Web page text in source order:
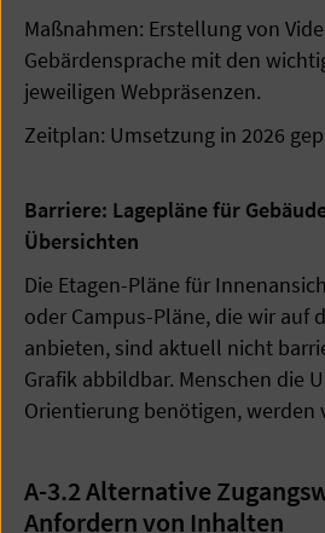
Maßnahmen: Erstellung von
Gebärdensprache mit den
jeweiligen Webpräsenzen.
Zeitplan: Umsetzung in 2026
Barriere: Lagepläne für
Übersichten
Die Etagen-Pläne für
oder Campus-Pläne, die wir auf
anbieten, sind aktuell nicht
Grafik abbildbar. Menschen die
Orientierung benötigen, werden
A-3.2 Alternative
Anfordern von Inhalten